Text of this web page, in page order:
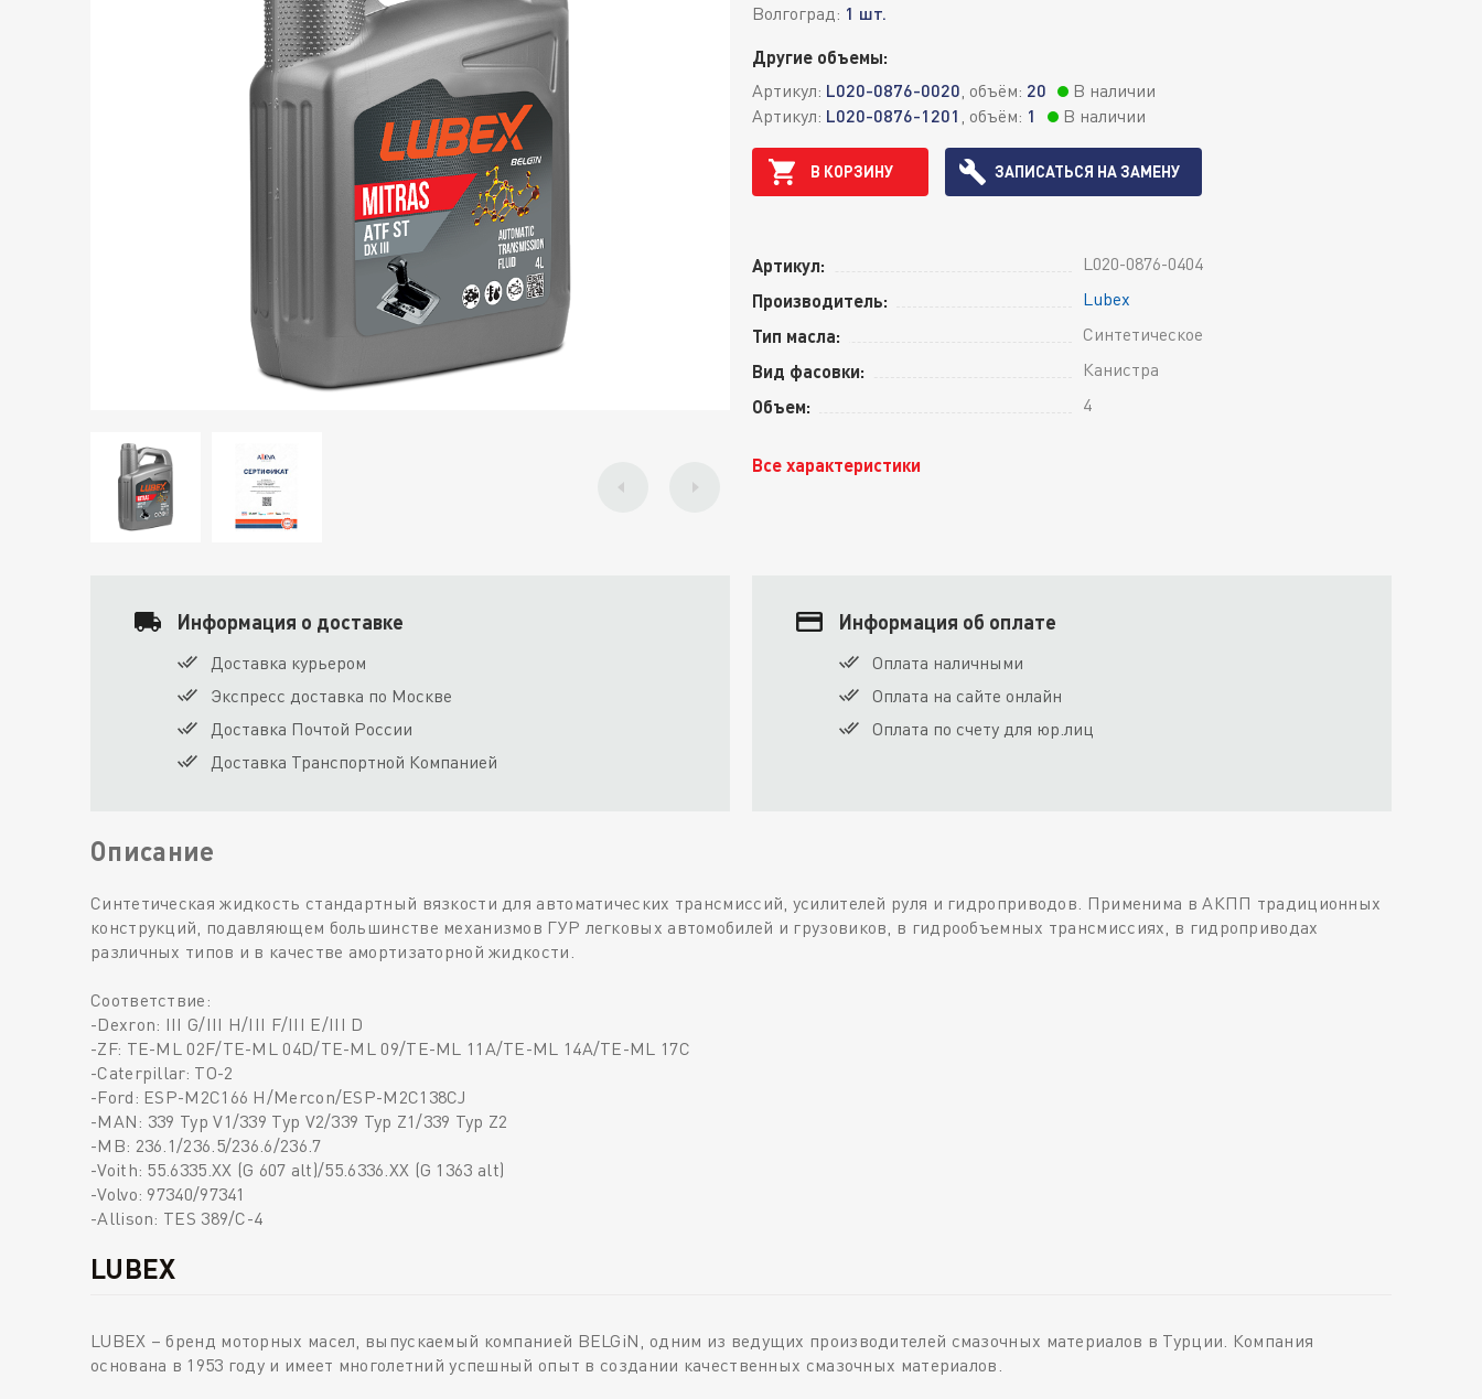
Волгоград: 1 шт.
Другие объемы:
Артикул: L020-0876-0020 , объём: 20
В наличии
Артикул: L020-0876-1201 , объём: 1 В наличии
В КОРЗИНУ ЗАПИСАТЬСЯ НА ЗАМЕНУ
Артикул: L020-0876-0404
Производитель: Lubex
Тип масла: Синтетическое
Вид фасовки: Канистра
Объем: 4
Все характеристики
Информация о доставке
Доставка курьером
Экспресс доставка по Москве
Доставка Почтой России
Доставка Транспортной Компанией
Информация об оплате
Оплата наличными
Оплата на сайте онлайн
Оплата по счету для юр.лиц
Описание
Синтетическая жидкость стандартный вязкости для автоматических трансмиссий, усилителей руля и гидроприводов. Применима в АКПП традиционных
конструкций, подавляющем большинстве механизмов ГУР легковых автомобилей и грузовиков, в гидрообъемных трансмиссиях, в гидроприводах
различных типов и в качестве амортизаторной жидкости.
Соответствие:
-Dexron: III G/III H/III F/III E/III D
-ZF: TE-ML 02F/TE-ML 04D/TE-ML 09/TE-ML 11A/TE-ML 14A/TE-ML 17C
-Caterpillar: TO-2
-Ford: ESP-M2C166 H/Mercon/ESP-M2C138CJ
-MAN: 339 Typ V1/339 Typ V2/339 Typ Z1/339 Typ Z2
-MB: 236.1/236.5/236.6/236.7
-Voith: 55.6335.XX (G 607 alt)/55.6336.XX (G 1363 alt)
-Volvo: 97340/97341
-Allison: TES 389/C-4
LUBEX
LUBEX – бренд моторных масел, выпускаемый компанией BELGiN, одним из ведущих производителей смазочных материалов в Турции. Компания
основана в 1953 году и имеет многолетний успешный опыт в создании качественных смазочных материалов.